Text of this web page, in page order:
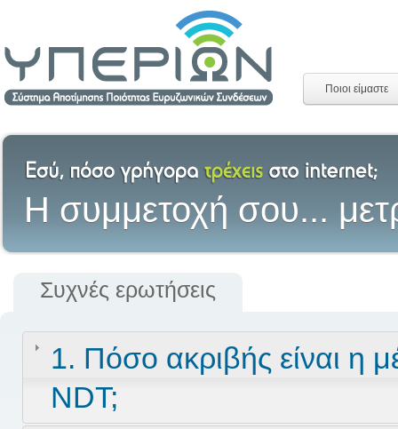
Ποιοι είμαστε
H συμμετοχή σου...
Συχνές ερωτήσεις
1. Πόσο ακριβής είναι η
NDT;